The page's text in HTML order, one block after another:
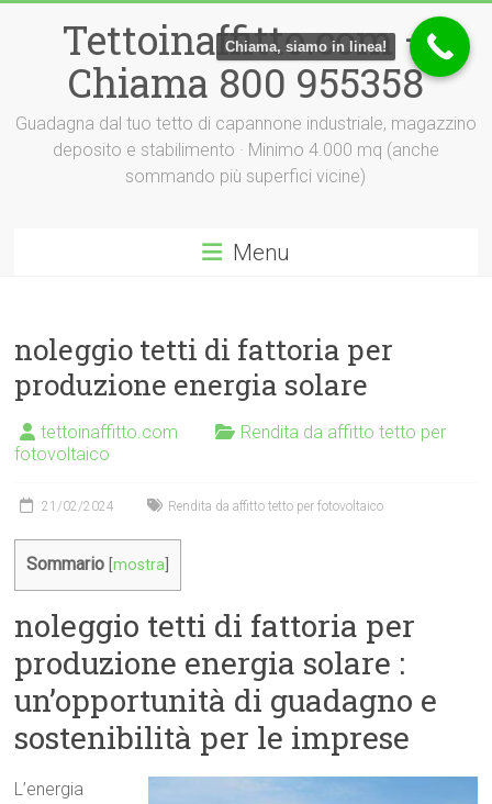
contenutoTettoinaffitto.com –
Chiama 800 955358
Guadagna dal tuo tetto di capannone industriale, magazzino
deposito e stabilimento · Minimo 4.000 mq (anche
sommando più superfici vicine)
Menu
noleggio tetti di fattoria per
produzione energia solare
tettoinaffitto.com
Rendita da affitto tetto per
fotovoltaico
21/02/2024 Rendita da affitto tetto per fotovoltaico
Sommario [mostra
noleggio tetti di fattoria per
produzione energia solare :
un’opportunità di guadagno e
sostenibilità per le imprese
L’energia
Chiama, siamo in linea!